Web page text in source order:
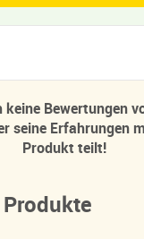
keine Bewertungen
seine Erfahrungen
Produkt teilt!